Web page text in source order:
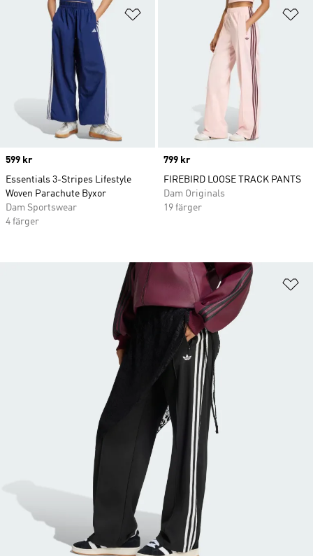
Lägg till på önskelistan
Price
599 kr
Essentials 3-Stripes Lifestyle
Woven Parachute Byxor
Dam Sportswear
4 färger
Price
799 kr
FIREBIRD LOOSE TRACK PANTS
Dam Originals
19 färger